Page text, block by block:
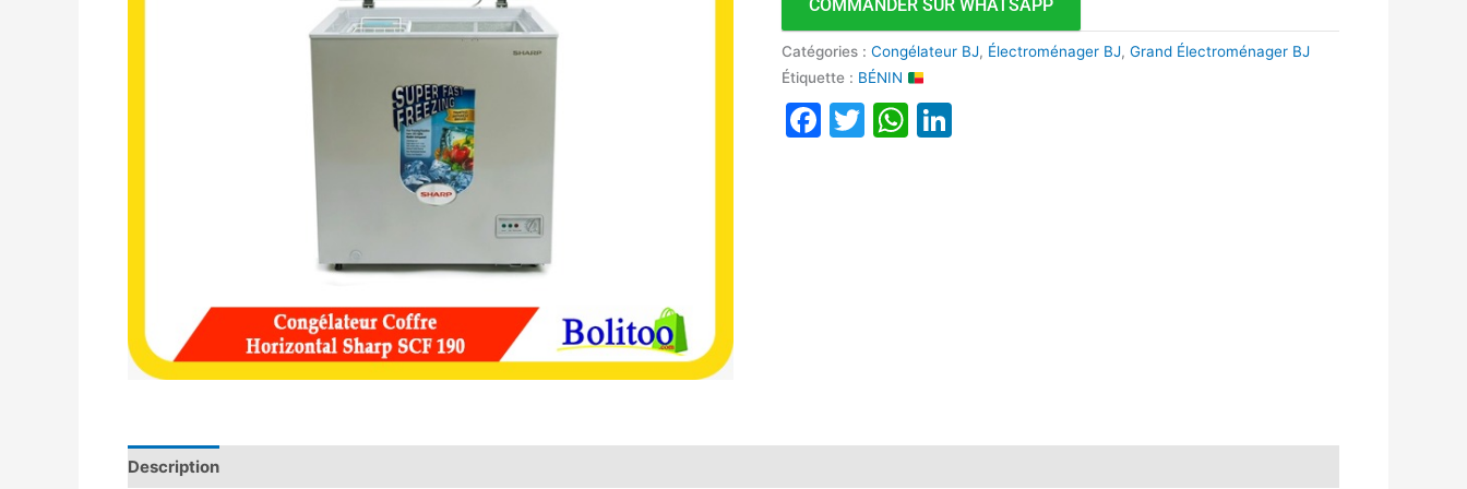
COMMANDER SUR WHATSAPP
Catégories :Congélateur BJ, Électroménager BJ,Grand Électroménager BJ
Étiquette : BÉNIN
Facebook
TwitterWhatsApp
Description